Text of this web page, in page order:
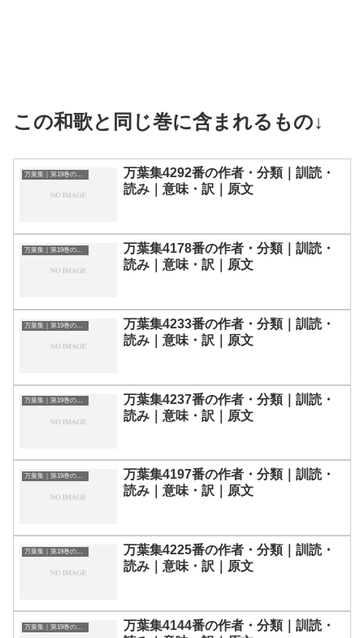
この和歌と同じ巻に含まれるもの↓
万葉集｜第19巻の和歌一覧
万葉集4292番の作者・分類｜訓読・
読み｜意味・訳｜原文
万葉集｜第19巻の和歌一覧
万葉集4178番の作者・分類｜訓読・
読み｜意味・訳｜原文
万葉集｜第19巻の和歌一覧
万葉集4233番の作者・分類｜訓読・
読み｜意味・訳｜原文
万葉集｜第19巻の和歌一覧
万葉集4237番の作者・分類｜訓読・
読み｜意味・訳｜原文
万葉集｜第19巻の和歌一覧
万葉集4197番の作者・分類｜訓読・
読み｜意味・訳｜原文
万葉集｜第19巻の和歌一覧
万葉集4225番の作者・分類｜訓読・
読み｜意味・訳｜原文
万葉集｜第19巻の和歌一覧
万葉集4144番の作者・分類｜訓読・